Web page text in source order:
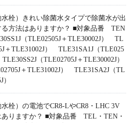
栓）きれい除菌水タイプで除菌水が出
る方法はありますか？ ■対象品番 TEN
（TLE02505J＋TLE30002J） TL
＋TLE31002J） TLE31SA1J（TLE025
（TLE02705J＋TLE30002J）
＋TLE31002J） TLE31SA2J（TL
栓）の電池でCR8-LやCR8・LHC 3V
ありますか？ ■対象品番 TEL・TEN・